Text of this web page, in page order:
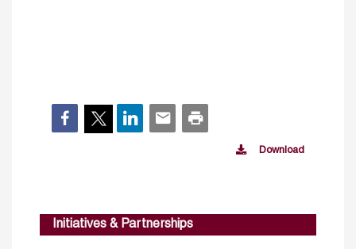
Download
Initiatives & Partnerships